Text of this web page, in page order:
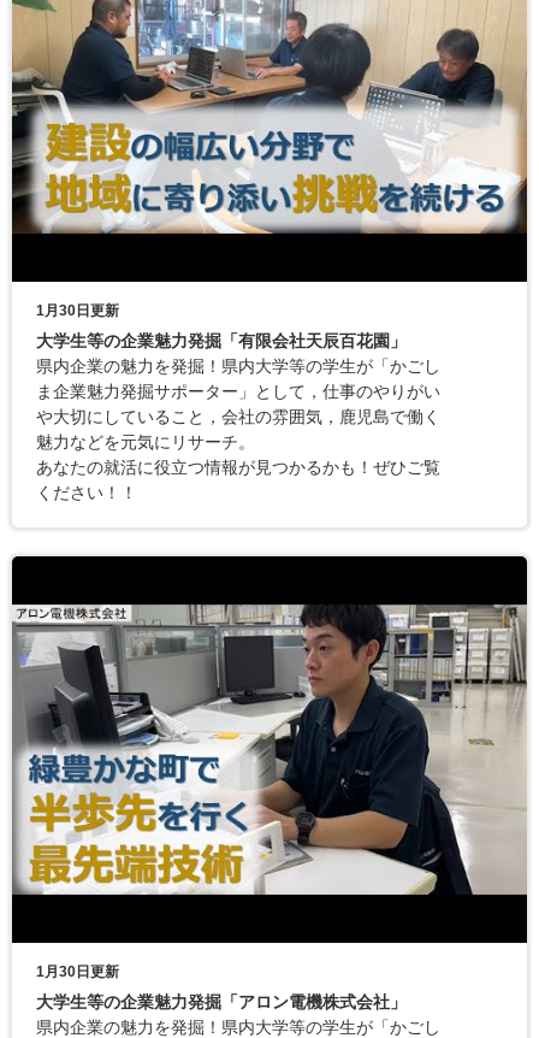
1月30日更新
大学生等の企業魅力発掘「有限会社天辰百花園」
県内企業の魅力を発掘！県内大学等の学生が「かごし
ま企業魅力発掘サポーター」として，仕事のやりがい
や大切にしていること，会社の雰囲気，鹿児島で働く
魅力などを元気にリサーチ。
あなたの就活に役立つ情報が見つかるかも！ぜひご覧
ください！！
1月30日更新
大学生等の企業魅力発掘「アロン電機株式会社」
県内企業の魅力を発掘！県内大学等の学生が「かごし